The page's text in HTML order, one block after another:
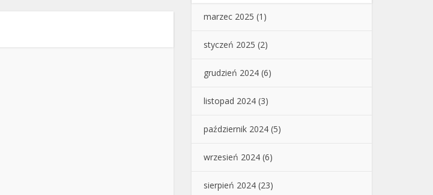
marzec 2025 (1)
styczeń 2025 (2)
grudzień 2024 (6)
listopad 2024 (3)
październik 2024 (5)
wrzesień 2024 (6)
sierpień 2024 (23)